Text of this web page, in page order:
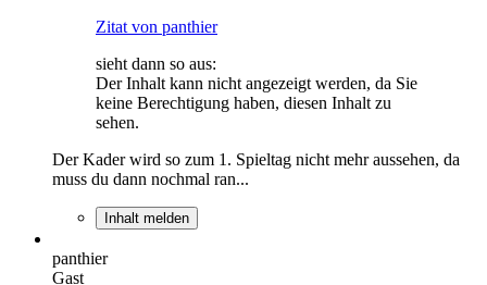
Zitat von panthier
sieht dann so aus:
Der Inhalt kann nicht angezeigt werden, da Sie
keine Berechtigung haben, diesen Inhalt zu
sehen.
Der Kader wird so zum 1. Spieltag nicht mehr aussehen, da
muss du dann nochmal ran...
Inhalt melden
panthier
Gast